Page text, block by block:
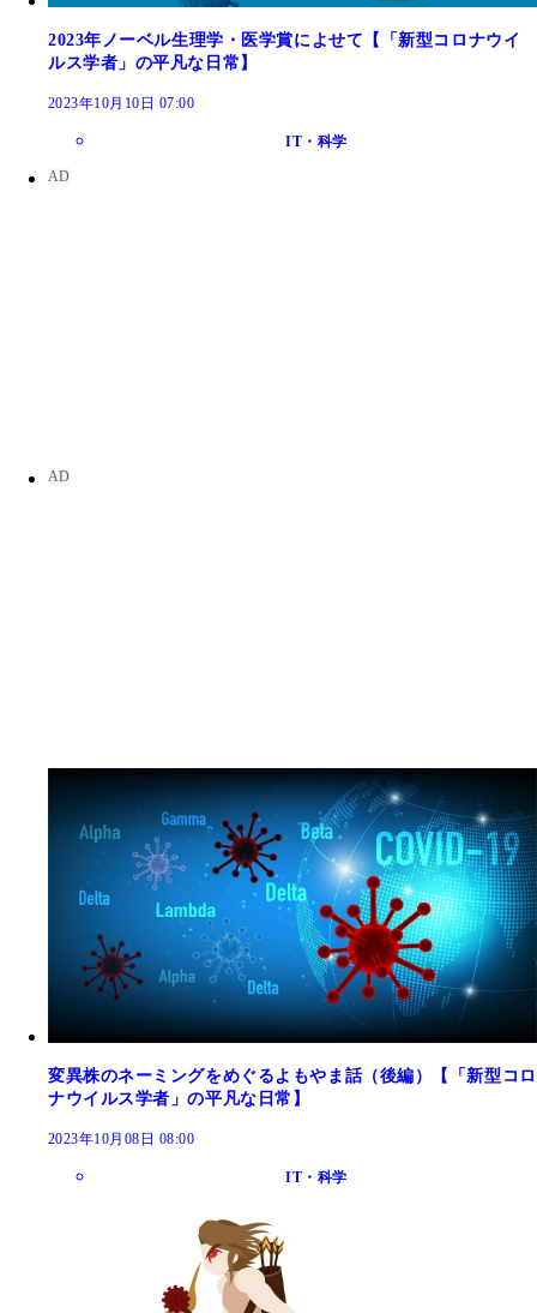
2023年ノーベル生理学・医学賞によせて【「新型コロナウイ
ルス学者」の平凡な日常】
2023年10月10日 07:00
IT・科学
変異株のネーミングをめぐるよもやま話（後編）【「新型コロ
ナウイルス学者」の平凡な日常】
2023年10月08日 08:00
IT・科学